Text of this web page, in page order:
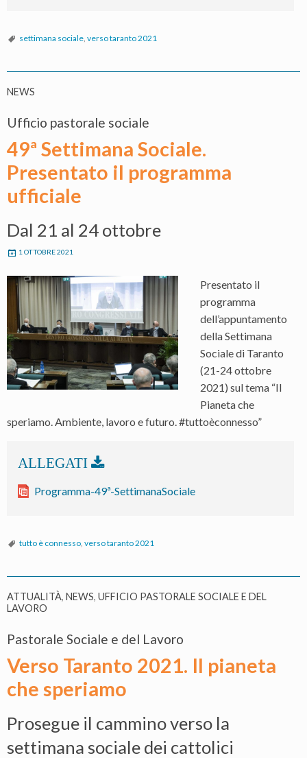
settimana sociale, verso taranto 2021
NEWS
Ufficio pastorale sociale
49ª Settimana Sociale.
Presentato il programma
ufficiale
Dal 21 al 24 ottobre
1 OTTOBRE 2021
Presentato il
programma
dell’appuntamento
della Settimana
Sociale di Taranto
(21-24 ottobre
2021) sul tema “Il
Pianeta che
speriamo. Ambiente, lavoro e futuro. #tuttoèconnesso”
Programma-49ª-SettimanaSociale
tutto è connesso, verso taranto 2021
ATTUALITÀ, NEWS, UFFICIO PASTORALE SOCIALE E DEL
LAVORO
Pastorale Sociale e del Lavoro
Verso Taranto 2021. Il pianeta
che speriamo
Prosegue il cammino verso la
settimana sociale dei cattolici